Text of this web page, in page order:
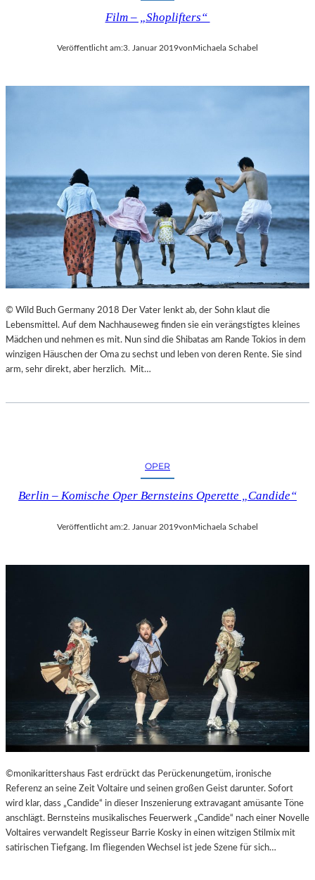
Film – „Shoplifters“
Veröffentlicht am:3. Januar 2019von Michaela Schabel
© Wild Buch Germany 2018 Der Vater lenkt ab, der Sohn klaut die
Lebensmittel. Auf dem Nachhauseweg finden sie ein verängstigtes kleines
Mädchen und nehmen es mit. Nun sind die Shibatas am Rande Tokios in dem
winzigen Häuschen der Oma zu sechst und leben von deren Rente. Sie sind
arm, sehr direkt, aber herzlich. Mit…
OPER
Berlin – Komische Oper Bernsteins Operette „Candide“
Veröffentlicht am:2. Januar 2019vonMichaela Schabel
©monikarittershaus Fast erdrückt das Perückenungetüm, ironische
Referenz an seine Zeit Voltaire und seinen großen Geist darunter. Sofort
wird klar, dass „Candide“ in dieser Inszenierung extravagant amüsante Töne
anschlägt. Bernsteins musikalisches Feuerwerk „Candide“ nach einer Novelle
Voltaires verwandelt Regisseur Barrie Kosky in einen witzigen Stilmix mit
satirischen Tiefgang. Im fliegenden Wechsel ist jede Szene für sich…